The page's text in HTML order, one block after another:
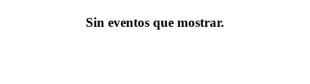
Sin eventos que mostrar.